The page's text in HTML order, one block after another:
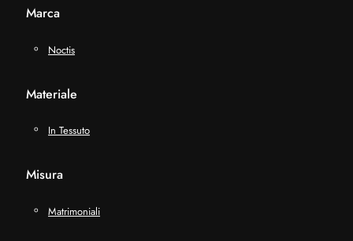
Marca
Noctis
Materiale
In Tessuto
Misura
Matrimoniali